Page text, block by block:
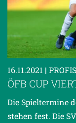
16.11.2021 | PROFIS
ÖFB CUP
Die Spieltermine
stehen fest. Die